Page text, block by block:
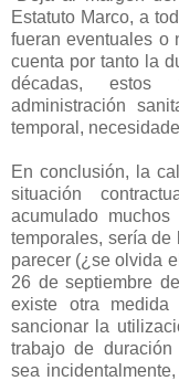
Estatuto Marco, a
fueran eventuales o
cuenta por tanto la
décadas, estos
administración
temporal,
En conclusión, la
situación
acumulado
temporales, sería
parecer (¿se olvida
26 de septiembre
existe otra
sancionar la
trabajo de duración
sea